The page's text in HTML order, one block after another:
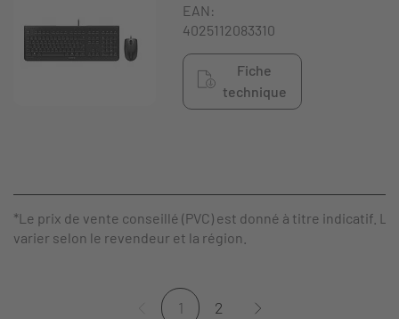
EAN:
4025112083310
Fiche
technique
*Le prix de vente conseillé (PVC) est donné à titre indicatif.
varier selon le revendeur et la région.
1
2